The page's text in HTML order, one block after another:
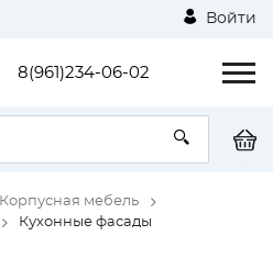
Войти
8(961)234-06-02
Корпусная мебель
Кухонные фасады